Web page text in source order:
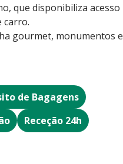
que disponibiliza acesso
carro.
gourmet, monumentos e
de Bagagens
Receção 24h